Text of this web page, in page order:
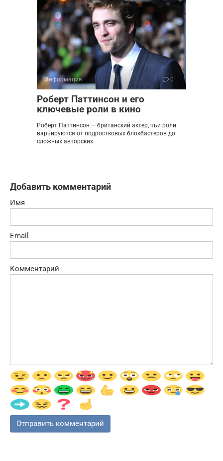
Информация 0
Роберт Паттинсон и его
ключевые роли в кино
Роберт Паттинсон — британский актер, чьи роли
варьируются от подростковых блокбастеров до
сложных авторских
Добавить комментарий
Имя
Email
Комментарий